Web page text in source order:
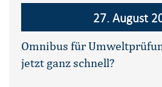
27. August
Omnibus für
jetzt ganz schnell?